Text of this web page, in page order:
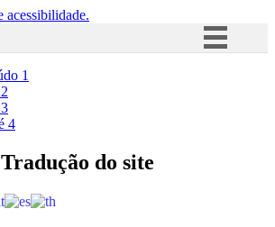
acessibilidade.
Acesso à informação
1
2
3
4
do site